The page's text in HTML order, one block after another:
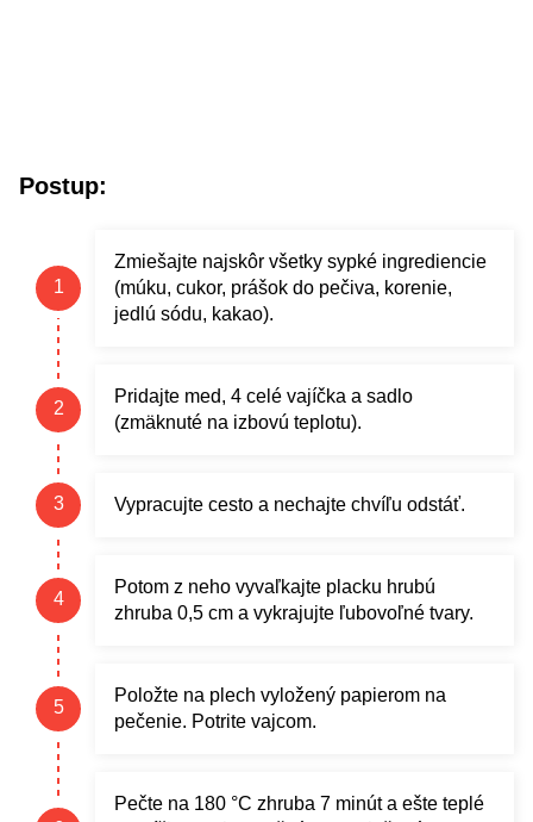
Postup:
Zmiešajte najskôr všetky sypké ingrediencie
(múku, cukor, prášok do pečiva, korenie,
jedlú sódu, kakao).
Pridajte med, 4 celé vajíčka a sadlo
(zmäknuté na izbovú teplotu).
Vypracujte cesto a nechajte chvíľu odstáť.
Potom z neho vyvaľkajte placku hrubú
zhruba 0,5 cm a vykrajujte ľubovoľné tvary.
Položte na plech vyložený papierom na
pečenie. Potrite vajcom.
Pečte na 180 °C zhruba 7 minút a ešte teplé